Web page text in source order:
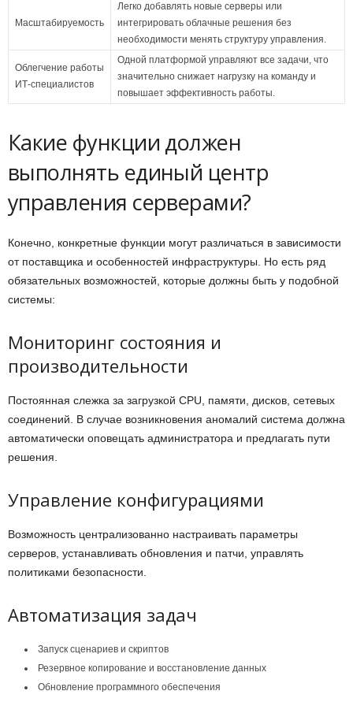
Масштабируемость
Легко добавлять новые серверы или
интегрировать облачные решения без
необходимости менять структуру управления.
Облегчение работы
ИТ-специалистов
Одной платформой управляют все задачи, что
значительно снижает нагрузку на команду и
повышает эффективность работы.
Какие функции должен
выполнять единый центр
управления серверами?
Конечно, конкретные функции могут различаться в зависимости
от поставщика и особенностей инфраструктуры. Но есть ряд
обязательных возможностей, которые должны быть у подобной
системы:
Мониторинг состояния и
производительности
Постоянная слежка за загрузкой CPU, памяти, дисков, сетевых
соединений. В случае возникновения аномалий система должна
автоматически оповещать администратора и предлагать пути
решения.
Управление конфигурациями
Возможность централизованно настраивать параметры
серверов, устанавливать обновления и патчи, управлять
политиками безопасности.
Автоматизация задач
Запуск сценариев и скриптов
Резервное копирование и восстановление данных
Обновление программного обеспечения